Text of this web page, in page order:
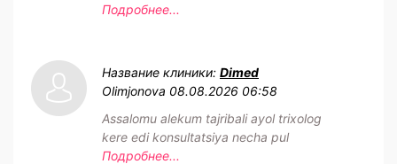
Подробнее...
Название клиники: Dimed
Olimjonova 08.08.2026 06:58
Assalomu alekum tajribali ayol trixolog
kere edi konsultatsiya necha pul
Подробнее...